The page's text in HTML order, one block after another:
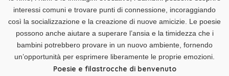
interessi comuni e trovare punti di connessione, incoraggiando
così la socializzazione e la creazione di nuove amicizie. Le poesie
possono anche aiutare a superare l’ansia e la timidezza che i
bambini potrebbero provare in un nuovo ambiente, fornendo
un’opportunità per esprimere liberamente le proprie emozioni.
Poesie e filastrocche di benvenuto